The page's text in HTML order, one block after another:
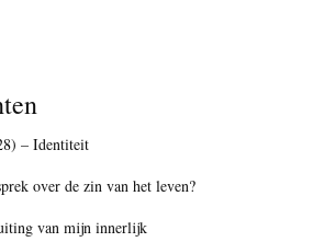
– Identiteit
over de zin van het leven?
van mijn innerlijk